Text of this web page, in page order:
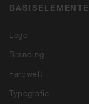
BASISELEMENTE
Logo
Branding
Farbwelt
Typografie